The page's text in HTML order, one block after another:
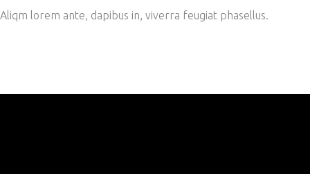
Aliqm lorem ante, dapibus in, viverra feugiat phasellus.